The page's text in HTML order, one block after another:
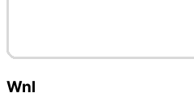
Wnl